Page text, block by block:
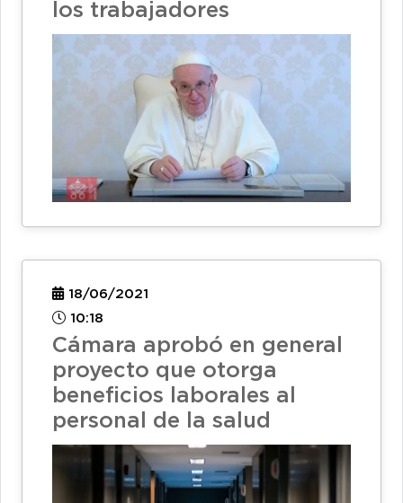
los trabajadores
18/06/2021
10:18
Cámara aprobó en general
proyecto que otorga
beneficios laborales al
personal de la salud